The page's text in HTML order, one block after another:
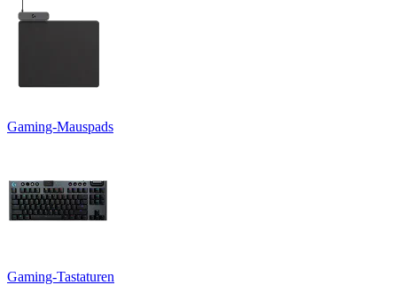
Gaming-Mauspads
Gaming-Tastaturen